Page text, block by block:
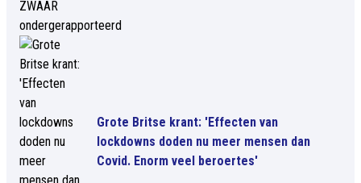
Grote Britse krant: 'Effecten van
lockdowns doden nu meer mensen dan
Covid. Enorm veel beroertes'